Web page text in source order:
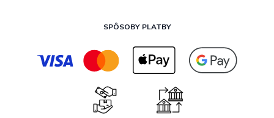
SPÔSOBY PLATBY